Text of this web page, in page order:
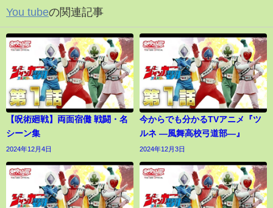
You tubeの関連記事
【呪術廻戦】両面宿儺 戦闘・名
シーン集
2024年12月4日
今からでも分かるTVアニメ『ツ
ルネ ―風舞高校弓道部―』
2024年12月3日